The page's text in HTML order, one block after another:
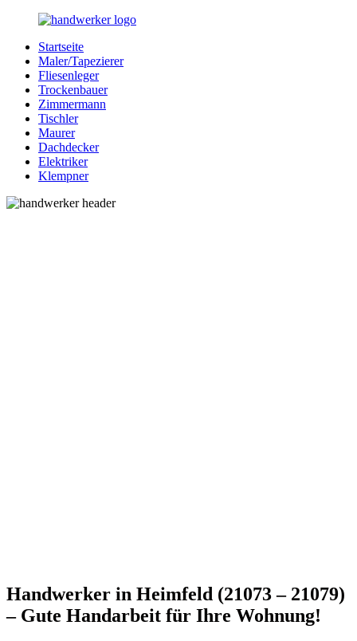
Zurück
Inhalt
Bessere-
Handwerker.de
Handwerker
Ihrer
Nähe
Startseite
Maler/Tapezierer
Fliesenleger
Trockenbauer
Zimmermann
Tischler
Maurer
Dachdecker
Elektriker
Klempner
Handwerker in Heimfeld (21073 – 21079)
– Gute Handarbeit für Ihre Wohnung!